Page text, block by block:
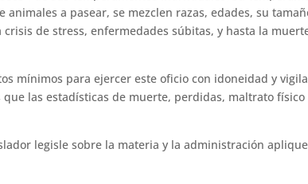
a pasear, se mezclen razas, edades, su
crisis de stress, enfermedades súbitas, y hasta la
mínimos para ejercer este oficio con idoneidad y
las estadísticas de muerte, perdidas, maltrato físico
legisle sobre la materia y la administración